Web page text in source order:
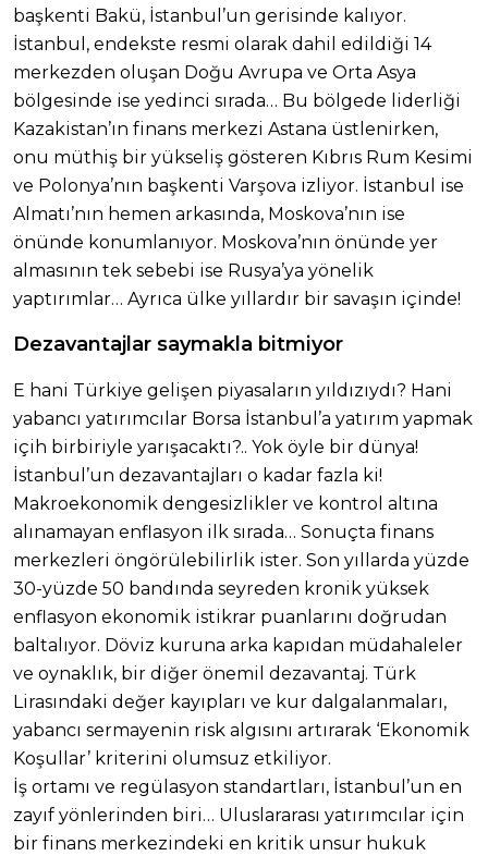
başkenti Bakü, İstanbul’un gerisinde kalıyor.
İstanbul, endekste resmi olarak dahil edildiği 14
merkezden oluşan Doğu Avrupa ve Orta Asya
bölgesinde ise yedinci sırada… Bu bölgede liderliği
Kazakistan’ın finans merkezi Astana üstlenirken,
onu müthiş bir yükseliş gösteren Kıbrıs Rum Kesimi
ve Polonya’nın başkenti Varşova izliyor. İstanbul ise
Almatı’nın hemen arkasında, Moskova’nın ise
önünde konumlanıyor. Moskova’nın önünde yer
almasının tek sebebi ise Rusya’ya yönelik
yaptırımlar… Ayrıca ülke yıllardır bir savaşın içinde!
Dezavantajlar saymakla bitmiyor
E hani Türkiye gelişen piyasaların yıldızıydı? Hani
yabancı yatırımcılar Borsa İstanbul’a yatırım yapmak
içih birbiriyle yarışacaktı?.. Yok öyle bir dünya!
İstanbul’un dezavantajları o kadar fazla ki!
Makroekonomik dengesizlikler ve kontrol altına
alınamayan enflasyon ilk sırada… Sonuçta finans
merkezleri öngörülebilirlik ister. Son yıllarda yüzde
30-yüzde 50 bandında seyreden kronik yüksek
enflasyon ekonomik istikrar puanlarını doğrudan
baltalıyor. Döviz kuruna arka kapıdan müdahaleler
ve oynaklık, bir diğer önemil dezavantaj. Türk
Lirasındaki değer kayıpları ve kur dalgalanmaları,
yabancı sermayenin risk algısını artırarak ‘Ekonomik
Koşullar’ kriterini olumsuz etkiliyor.
İş ortamı ve regülasyon standartları, İstanbul’un en
zayıf yönlerinden biri… Uluslararası yatırımcılar için
bir finans merkezindeki en kritik unsur hukuk